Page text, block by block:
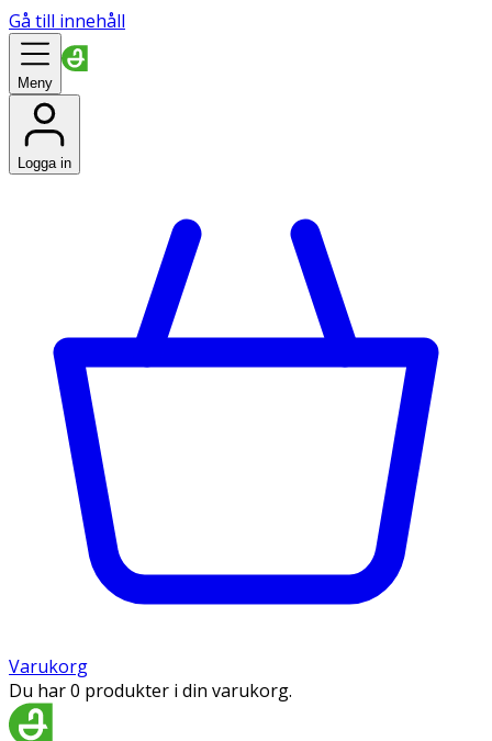
Gå till innehåll
Meny
Logga in
Varukorg
Du har 0 produkter i din varukorg.